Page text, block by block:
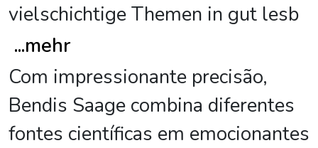
vielschichtige Themen in gut lesb
...mehr
Com impressionante precisão,
Bendis Saage combina diferentes
fontes científicas em emocionantes